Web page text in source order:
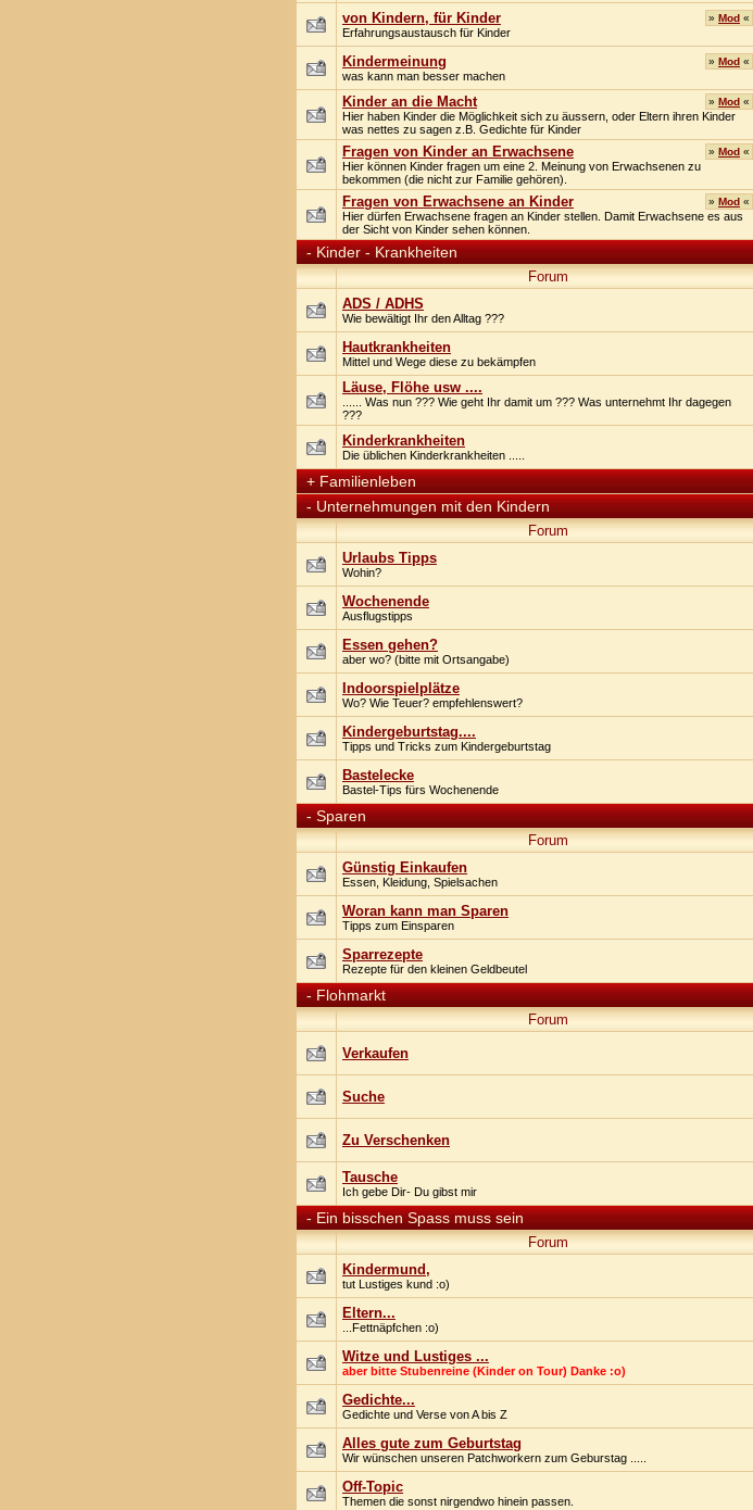
» Mod «
von Kindern, für Kinder
Erfahrungsaustausch für Kinder
» Mod «
Kindermeinung
was kann man besser machen
» Mod «
Kinder an die Macht
Hier haben Kinder die Möglichkeit sich zu äussern, oder Eltern ihren Kinder
was nettes zu sagen z.B. Gedichte für Kinder
» Mod «
Fragen von Kinder an Erwachsene
Hier können Kinder fragen um eine 2. Meinung von Erwachsenen zu
bekommen (die nicht zur Familie gehören).
» Mod «
Fragen von Erwachsene an Kinder
Hier dürfen Erwachsene fragen an Kinder stellen. Damit Erwachsene es aus
der Sicht von Kinder sehen können.
- Kinder - Krankheiten
Forum
ADS / ADHS
Wie bewältigt Ihr den Alltag ???
Hautkrankheiten
Mittel und Wege diese zu bekämpfen
Läuse, Flöhe usw ....
...... Was nun ??? Wie geht Ihr damit um ??? Was unternehmt Ihr dagegen
???
Kinderkrankheiten
Die üblichen Kinderkrankheiten .....
+ Familienleben
- Unternehmungen mit den Kindern
Forum
Urlaubs Tipps
Wohin?
Wochenende
Ausflugstipps
Essen gehen?
aber wo? (bitte mit Ortsangabe)
Indoorspielplätze
Wo? Wie Teuer? empfehlenswert?
Kindergeburtstag....
Tipps und Tricks zum Kindergeburtstag
Bastelecke
Bastel-Tips fürs Wochenende
- Sparen
Forum
Günstig Einkaufen
Essen, Kleidung, Spielsachen
Woran kann man Sparen
Tipps zum Einsparen
Sparrezepte
Rezepte für den kleinen Geldbeutel
- Flohmarkt
Forum
Verkaufen
Suche
Zu Verschenken
Tausche
Ich gebe Dir- Du gibst mir
- Ein bisschen Spass muss sein
Forum
Kindermund,
tut Lustiges kund :o)
Eltern...
...Fettnäpfchen :o)
Witze und Lustiges ...
aber bitte Stubenreine (Kinder on Tour) Danke :o)
Gedichte...
Gedichte und Verse von A bis Z
Alles gute zum Geburtstag
Wir wünschen unseren Patchworkern zum Geburstag .....
Off-Topic
Themen die sonst nirgendwo hinein passen.